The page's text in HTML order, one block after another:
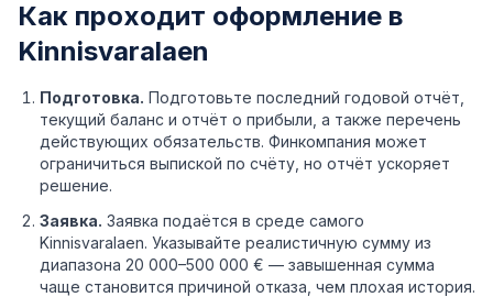
Как проходит оформление в
Kinnisvaralaen
Подготовка. Подготовьте последний годовой отчёт,
текущий баланс и отчёт о прибыли, а также перечень
действующих обязательств. Финкомпания может
ограничиться выпиской по счёту, но отчёт ускоряет
решение.
Заявка. Заявка подаётся в среде самого
Kinnisvaralaen. Указывайте реалистичную сумму из
диапазона 20 000–500 000 € — завышенная сумма
чаще становится причиной отказа, чем плохая история.